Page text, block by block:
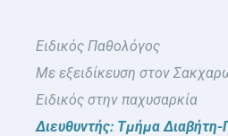
Ειδικός Παθολόγος
Με εξειδίκευση στον
Ειδικός στην παχυσαρκία
Διευθυντής: Τμήμα Διαβήτη-